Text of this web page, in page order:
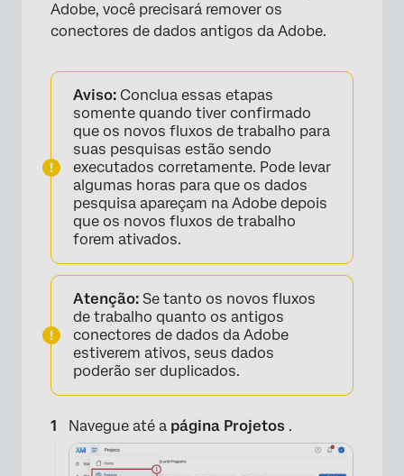
×
Adobe, você precisará remover os
conectores de dados antigos da Adobe.
Aviso: Conclua essas etapas
somente quando tiver confirmado
que os novos fluxos de trabalho para
suas pesquisas estão sendo
executados corretamente. Pode levar
algumas horas para que os dados
pesquisa apareçam na Adobe depois
que os novos fluxos de trabalho
forem ativados.
Atenção: Se tanto os novos fluxos
de trabalho quanto os antigos
conectores de dados da Adobe
estiverem ativos, seus dados
poderão ser duplicados.
Navegue até a página Projetos .